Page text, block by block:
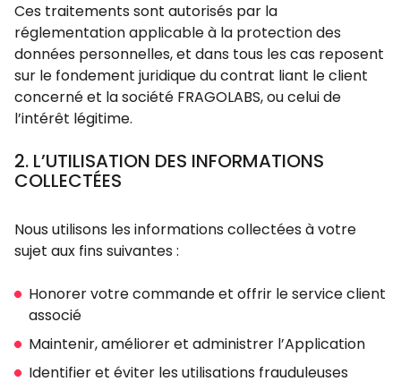
Ces traitements sont autorisés par la
réglementation applicable à la protection des
données personnelles, et dans tous les cas reposent
sur le fondement juridique du contrat liant le client
concerné et la société FRAGOLABS, ou celui de
l’intérêt légitime.
2. L’UTILISATION DES INFORMATIONS
COLLECTÉES
Nous utilisons les informations collectées à votre
sujet aux fins suivantes :
Honorer votre commande et offrir le service client
associé
Maintenir, améliorer et administrer l’Application
Identifier et éviter les utilisations frauduleuses